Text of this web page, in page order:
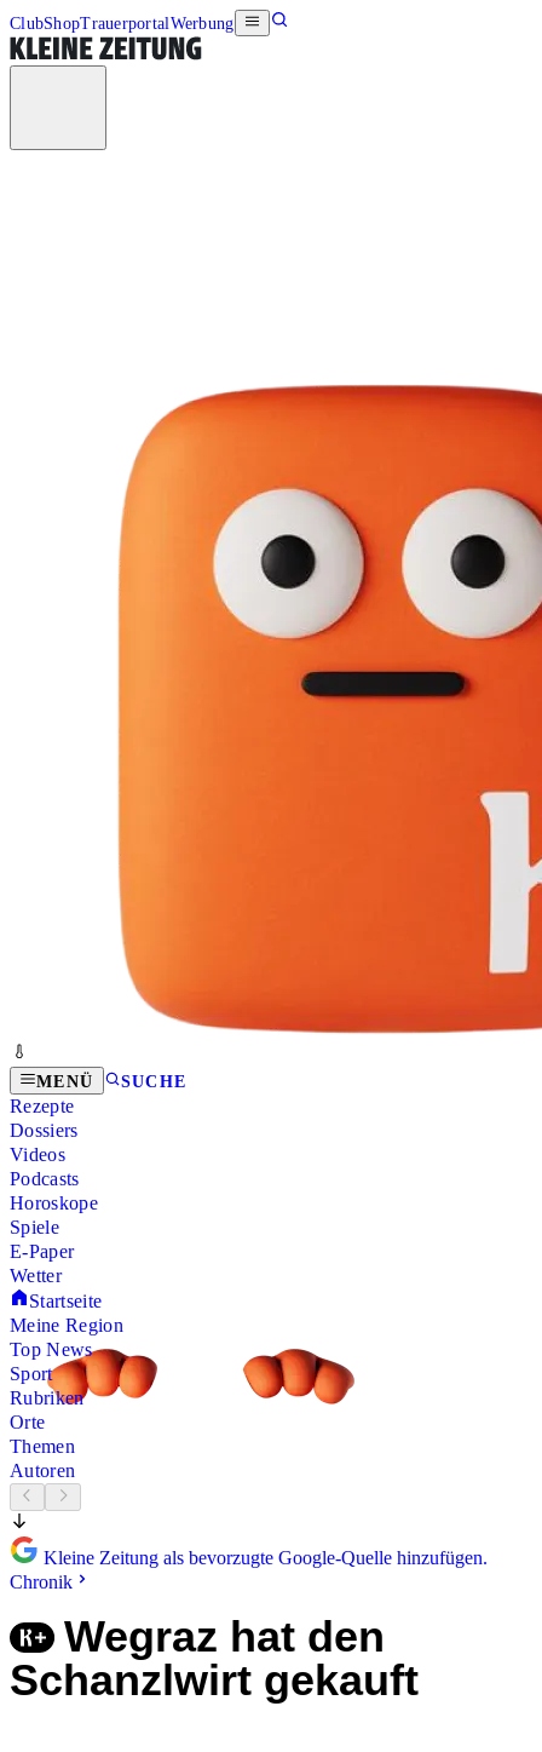
ClubShopTrauerportalWerbung
MENÜ SUCHE
Rezepte
Dossiers
Videos
Podcasts
Horoskope
Spiele
E-Paper
Wetter
Startseite
Meine Region
Top News
Sport
Rubriken
Orte
Themen
Autoren
Kleine Zeitung als bevorzugte Google-Quelle hinzufügen.
Chronik
Wegraz hat den
Schanzlwirt gekauft